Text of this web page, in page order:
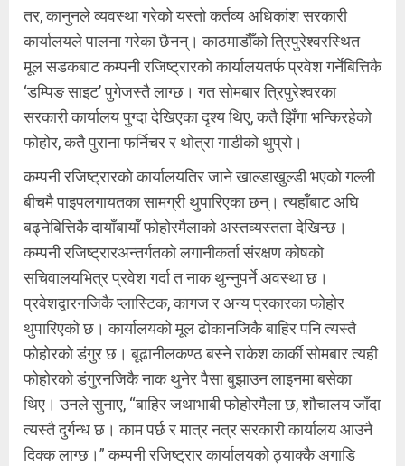
तर, कानुनले व्यवस्था गरेको यस्तो कर्तव्य अधिकांश सरकारी
कार्यालयले पालना गरेका छैनन्। काठमाडौँको त्रिपुरेश्वरस्थित
मूल सडकबाट कम्पनी रजिष्ट्रारको कार्यालयतर्फ प्रवेश गर्नेबित्तिकै
‘डम्पिङ साइट’ पुगेजस्तै लाग्छ। गत सोमबार त्रिपुरेश्वरका
सरकारी कार्यालय पुग्दा देखिएका दृश्य थिए, कतै झिँगा भन्किरहेको
फोहोर, कतै पुराना फर्निचर र थोत्रा गाडीको थुप्रो।
कम्पनी रजिष्ट्रारको कार्यालयतिर जाने खाल्डाखुल्डी भएको गल्ली
बीचमै पाइपलगायतका सामग्री थुपारिएका छन्। त्यहाँबाट अघि
बढ्नेबित्तिकै दायाँबायाँ फोहोरमैलाको अस्तव्यस्तता देखिन्छ।
कम्पनी रजिष्ट्रारअन्तर्गतको लगानीकर्ता संरक्षण कोषको
सचिवालयभित्र प्रवेश गर्दा त नाक थुन्नुपर्ने अवस्था छ।
प्रवेशद्वारनजिकै प्लास्टिक, कागज र अन्य प्रकारका फोहोर
थुपारिएको छ। कार्यालयको मूल ढोकानजिकै बाहिर पनि त्यस्तै
फोहोरको डंगुर छ। बूढानीलकण्ठ बस्ने राकेश कार्की सोमबार त्यही
फोहोरको डंगुरनजिकै नाक थुनेर पैसा बुझाउन लाइनमा बसेका
थिए। उनले सुनाए, “बाहिर जथाभाबी फोहोरमैला छ, शौचालय जाँदा
त्यस्तै दुर्गन्ध छ। काम पर्छ र मात्र नत्र सरकारी कार्यालय आउनै
दिक्क लाग्छ।” कम्पनी रजिष्ट्रार कार्यालयको ठ्याक्कै अगाडि